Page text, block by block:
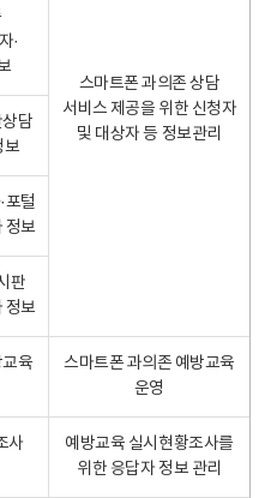
스마트폰 과의존 상담
서비스 제공을 위한 신청자
및 대상자 등 정보관리
·
담
보
포털
정보
판
정보
육
스마트폰 과의존 예방교육
운영
사
예방교육 실시현황조사를
위한 응답자 정보 관리